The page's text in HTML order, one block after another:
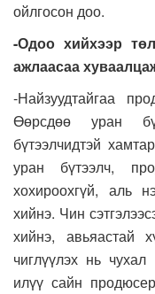
ойлгосон доо.
-Одоо хийхээр
ажлаасаа
-Найзуудтайгаа
Өөрсдөө уран
бүтээлчидтэй
уран бүтээлч,
хохироохгүй, аль
хийнэ. Чин
хийнэ, авьяастай
чиглүүлэх нь
илүү сайн